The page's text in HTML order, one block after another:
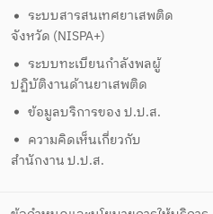
ระบบสารสนเทศยาเสพติด
จังหวัด (NISPA+)
ระบบทะเบียนกำลังพลผู้
ปฏิบัติงานด้านยาเสพติด
ข้อมูลบริการของ ป.ป.ส.
ความคิดเห็นเกี่ยวกับ
สำนักงาน ป.ป.ส.